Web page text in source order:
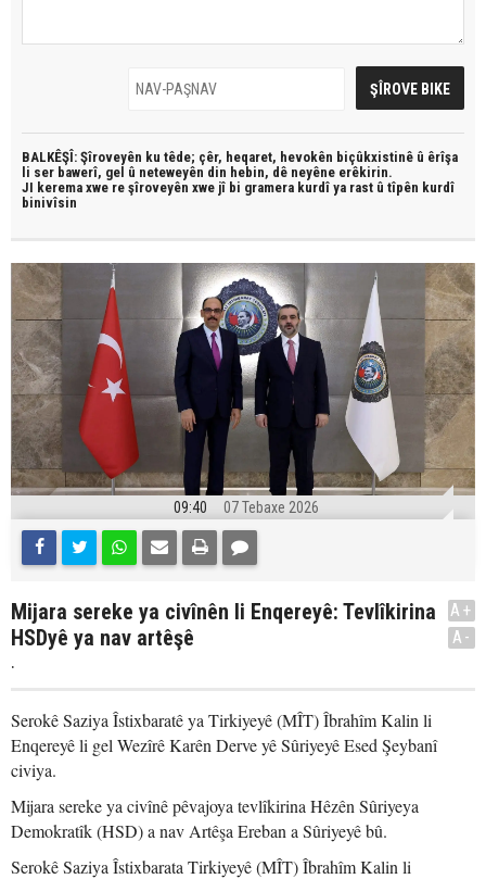
BALKÊŞÎ: Şîroveyên ku têde; çêr, heqaret, hevokên biçûkxistinê û êrîşa
li ser bawerî, gel û neteweyên din hebin, dê neyêne erêkirin.
JI kerema xwe re şîroveyên xwe jî bi gramera kurdî ya rast û tîpên kurdî
binivîsin
09:40 07 Tebaxe 2026
Mijara sereke ya civînên li Enqereyê: Tevlîkirina
HSDyê ya nav artêşê
.
A+
A-
Serokê Saziya Îstixbaratê ya Tirkiyeyê (MÎT) Îbrahîm Kalin li
Enqereyê li gel Wezîrê Karên Derve yê Sûriyeyê Esed Şeybanî
civiya.
Mijara sereke ya civînê pêvajoya tevlîkirina Hêzên Sûriyeya
Demokratîk (HSD) a nav Artêşa Ereban a Sûriyeyê bû.
Serokê Saziya Îstixbarata Tirkiyeyê (MÎT) Îbrahîm Kalin li